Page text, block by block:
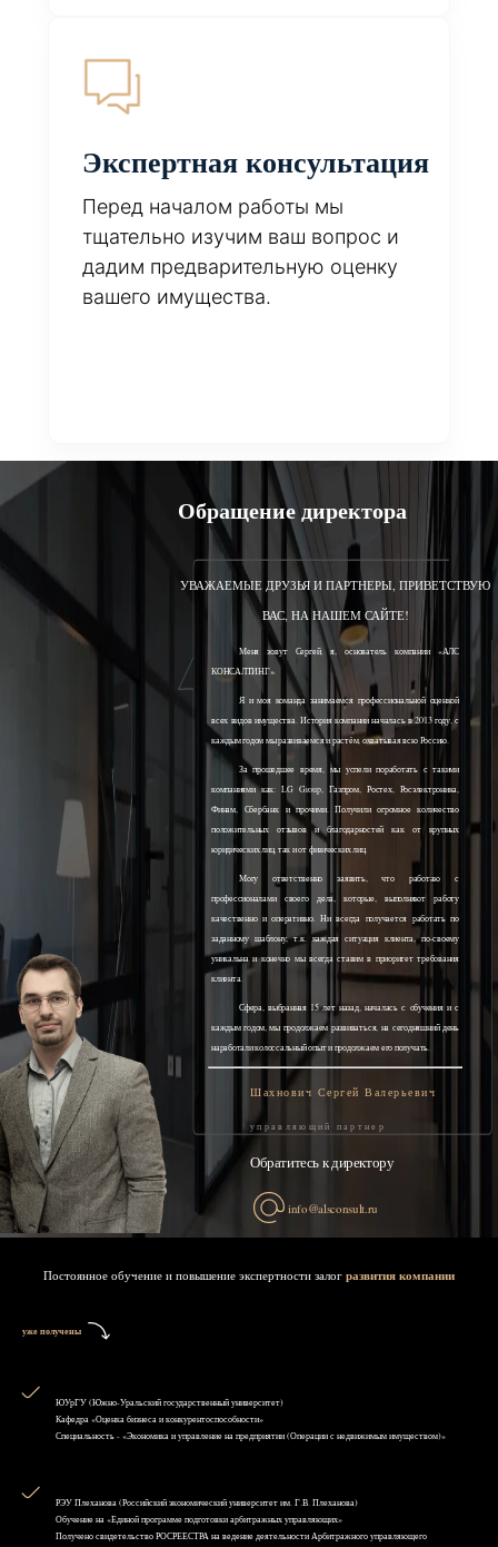
Экспертная консультация
Перед началом работы мы
тщательно изучим ваш вопрос и
дадим предварительную оценку
вашего имущества.
Обращение директора
УВАЖАЕМЫЕ ДРУЗЬЯ И ПАРТНЕРЫ, ПРИВЕТСТВУЮ
ВАС, НА НАШЕМ САЙТЕ!
Меня зовут Сергей, я, основатель компании «АЛС
КОНСАЛТИНГ».
Я и моя команда занимаемся профессиональной оценкой
всех видов имущества. История компании началась в 2013 году, с
каждым годом мы развиваемся и растём, охватывая всю Россию.
За прошедшее время, мы успели поработать с такими
компаниями как: LG Group, Газпром, Ростех, Росэлектроника,
Финам, Сбербанк и прочими. Получили огромное количество
положительных отзывов и благодарностей как от крупных
юридических лиц, так и от физических лиц.
Могу ответственно заявить, что работаю с
профессионалами своего дела, которые, выполняют работу
качественно и оперативно. Ни всегда получается работать по
заданному шаблону, т.к. каждая ситуация клиента, по-своему
уникальна и конечно мы всегда ставим в приоритет требования
клиента.
Сфера, выбранная 15 лет назад, началась с обучения и с
каждым годом, мы продолжаем развиваться, на сегодняшний день
наработали колоссальный опыт и продолжаем его получать.
Шахнович Сергей Валерьевич
управляющий партнер
Обратитесь к директору
info@alsconsult.ru
Постоянное обучение и повышение экспертности залог развития компании
уже получены
ЮУрГУ (Южно-Уральский государственный университет)
Кафедра «Оценка бизнеса и конкурентоспособности»
Специальность - «Экономика и управление на предприятии (Операции с недвижимым имуществом)»
РЭУ Плеханова (Российский экономический университет им. Г.В. Плеханова)
Обучение на «Единой программе подготовки арбитражных управляющих»
Получено свидетельство РОСРЕЕСТРА на ведение деятельности Арбитражного управляющего